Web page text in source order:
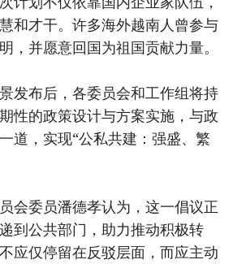
和才干。许多海外越南人曾参与
，并愿意回国为祖国贡献力量。
发布后，各委员会和工作组将持
性的政策设计与方案实施，与政
道，实现“公私共建：强盛、繁
会委员潘德孝认为，这一倡议正
到公共部门，助力推动积极转
应仅停留在反驳层面，而应主动